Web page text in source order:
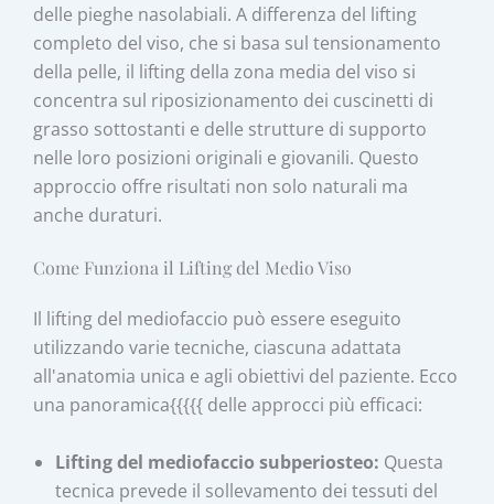
delle pieghe nasolabiali. A differenza del lifting
completo del viso, che si basa sul tensionamento
della pelle, il lifting della zona media del viso si
concentra sul riposizionamento dei cuscinetti di
grasso sottostanti e delle strutture di supporto
nelle loro posizioni originali e giovanili. Questo
approccio offre risultati non solo naturali ma
anche duraturi.
Come Funziona il Lifting del Medio Viso
Il lifting del mediofaccio può essere eseguito
utilizzando varie tecniche, ciascuna adattata
all'anatomia unica e agli obiettivi del paziente. Ecco
una panoramica{{{{{ delle approcci più efficaci:
Lifting del mediofaccio subperiosteo: Questa
tecnica prevede il sollevamento dei tessuti del